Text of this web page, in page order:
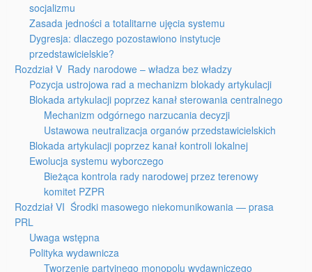
socjalizmu
Zasada jedności a totalitarne ujęcia systemu
Dygresja: dlaczego pozostawiono instytucje
przedstawicielskie?
Rozdział V Rady narodowe – władza bez władzy
Pozycja ustrojowa rad a mechanizm blokady artykulacji
Blokada artykulacji poprzez kanał sterowania centralnego
Mechanizm odgórnego narzucania decyzji
Ustawowa neutralizacja organów przedstawicielskich
Blokada artykulacji poprzez kanał kontroli lokalnej
Ewolucja systemu wyborczego
Bieżąca kontrola rady narodowej przez terenowy
komitet PZPR
Rozdział VI Środki masowego niekomunikowania — prasa
PRL
Uwaga wstępna
Polityka wydawnicza
Tworzenie partyjnego monopolu wydawniczego